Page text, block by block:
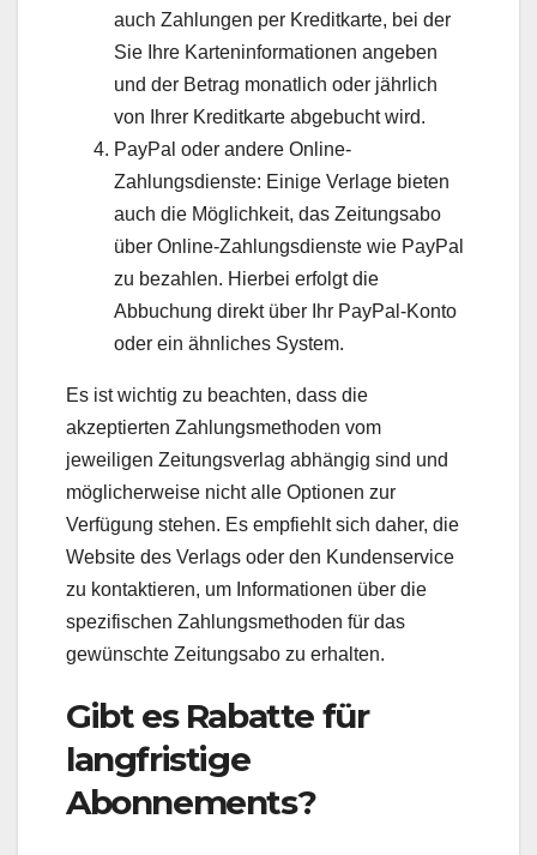
auch Zahlungen per Kreditkarte, bei der
Sie Ihre Karteninformationen angeben
und der Betrag monatlich oder jährlich
von Ihrer Kreditkarte abgebucht wird.
PayPal oder andere Online-
Zahlungsdienste: Einige Verlage bieten
auch die Möglichkeit, das Zeitungsabo
über Online-Zahlungsdienste wie PayPal
zu bezahlen. Hierbei erfolgt die
Abbuchung direkt über Ihr PayPal-Konto
oder ein ähnliches System.
Es ist wichtig zu beachten, dass die
akzeptierten Zahlungsmethoden vom
jeweiligen Zeitungsverlag abhängig sind und
möglicherweise nicht alle Optionen zur
Verfügung stehen. Es empfiehlt sich daher, die
Website des Verlags oder den Kundenservice
zu kontaktieren, um Informationen über die
spezifischen Zahlungsmethoden für das
gewünschte Zeitungsabo zu erhalten.
Gibt es Rabatte für
langfristige
Abonnements?